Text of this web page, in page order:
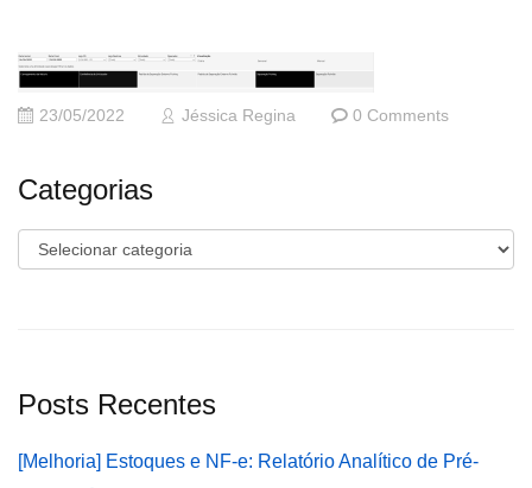
23/05/2022 Jéssica Regina 0 Comments
Categorias
Categorias
Posts Recentes
[Melhoria] Estoques e NF-e: Relatório Analítico de Pré-